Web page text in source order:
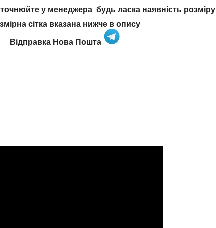
у менеджера будь ласка наявність розміру
сітка вказана нижче в опису
Відправка Нова Пошта